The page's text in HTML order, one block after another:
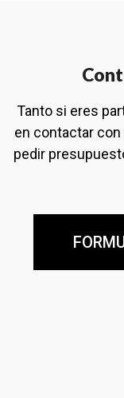
Tanto si eres
en contactar
pedir